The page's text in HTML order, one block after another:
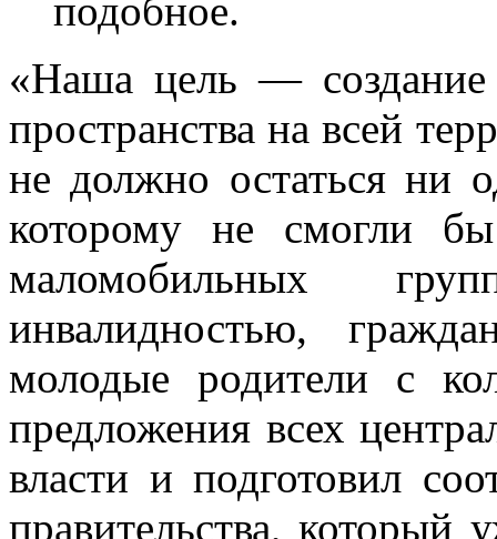
подобное.
«Наша цель — создание
пространства на всей
не должно остаться ни
которому не смогли
маломобильных
инвалидностью,
молодые родители с
предложения всех
власти и подготовил
правительства, который